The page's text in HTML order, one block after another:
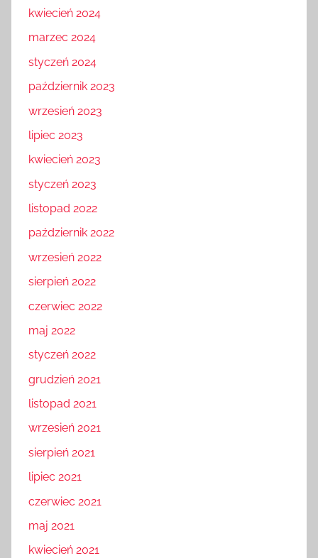
kwiecień 2024
marzec 2024
styczeń 2024
październik 2023
wrzesień 2023
lipiec 2023
kwiecień 2023
styczeń 2023
listopad 2022
październik 2022
wrzesień 2022
sierpień 2022
czerwiec 2022
maj 2022
styczeń 2022
grudzień 2021
listopad 2021
wrzesień 2021
sierpień 2021
lipiec 2021
czerwiec 2021
maj 2021
kwiecień 2021